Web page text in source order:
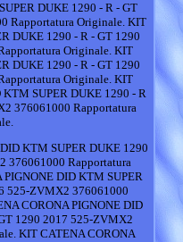
DUKE 1290 - R - GT
Rapportatura Originale. KIT
DUKE 1290 - R - GT 1290
Originale. KIT
DUKE 1290 - R - GT 1290
Originale. KIT
SUPER DUKE 1290 - R
376061000 Rapportatura
KTM SUPER DUKE 1290
376061000 Rapportatura
DID KTM SUPER
525-ZVMX2 376061000
CORONA PIGNONE DID
1290 2017 525-ZVMX2
KIT CATENA CORONA